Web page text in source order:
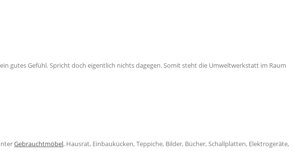
gutes Gefühl. Spricht doch eigentlich nichts dagegen. Somit steht die Umweltwerkstatt im Raum
Gebrauchtmöbel, Hausrat, Einbaukücken, Teppiche, Bilder, Bücher, Schallplatten, Elektrogeräte,